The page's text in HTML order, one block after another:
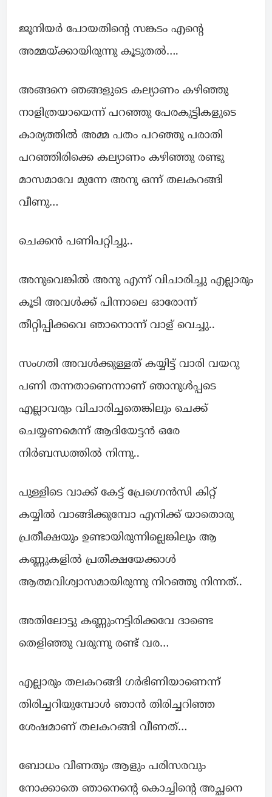
ജൂനിയർ പോയതിന്റെ സങ്കടം എന്റെ
അമ്മയ്ക്കായിരുന്നു കൂടുതൽ….
അങ്ങനെ ഞങ്ങളുടെ കല്യാണം കഴിഞ്ഞു
നാളിത്രയായെന്ന് പറഞ്ഞു പേരകുട്ടികളുടെ
കാര്യത്തിൽ അമ്മ പതം പറഞ്ഞു പരാതി
പറഞ്ഞിരിക്കെ കല്യാണം കഴിഞ്ഞു രണ്ടു
മാസമാവേ മുന്നേ അനു ഒന്ന് തലകറങ്ങി
വീണു…
ചെക്കൻ പണിപറ്റിച്ചു..
അനുവെങ്കിൽ അനു എന്ന് വിചാരിച്ചു എല്ലാരും
കൂടി അവൾക്ക് പിന്നാലെ ഓരോന്ന്
തീറ്റിപ്പിക്കവെ ഞാനൊന്ന് വാള് വെച്ചു..
സംഗതി അവൾക്കുള്ളത് കയ്യിട്ട് വാരി വയറു
പണി തന്നതാണെന്നാണ് ഞാനുൾപ്പടെ
എല്ലാവരും വിചാരിച്ചതെങ്കിലും ചെക്ക്
ചെയ്യണമെന്ന് ആദിയേട്ടൻ ഒരേ
നിർബന്ധത്തിൽ നിന്നു..
പുള്ളിടെ വാക്ക് കേട്ട് പ്രേഗ്നെൻസി കിറ്റ്
കയ്യിൽ വാങ്ങിക്കുമ്പോ എനിക്ക് യാതൊരു
പ്രതീക്ഷയും ഉണ്ടായിരുന്നില്ലെങ്കിലും ആ
കണ്ണുകളിൽ പ്രതീക്ഷയേക്കാൾ
ആത്മവിശ്വാസമായിരുന്നു നിറഞ്ഞു നിന്നത്..
അതിലോട്ടു കണ്ണുംനട്ടിരിക്കവേ ദാണ്ടെ
തെളിഞ്ഞു വരുന്നു രണ്ട് വര…
എല്ലാരും തലകറങ്ങി ഗർഭിണിയാണെന്ന്
തിരിച്ചറിയുമ്പോൾ ഞാൻ തിരിച്ചറിഞ്ഞ
ശേഷമാണ് തലകറങ്ങി വീണത്…
ബോധം വീണതും ആളും പരിസരവും
നോക്കാതെ ഞാനെന്റെ കൊച്ചിന്റെ അച്ഛനെ